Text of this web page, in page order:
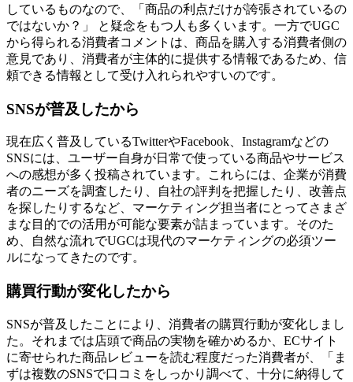
しているものなので、「商品の利点だけが誇張されているの
ではないか？」 と疑念をもつ人も多くいます。一方でUGC
から得られる消費者コメントは、商品を購入する消費者側の
意見であり、消費者が主体的に提供する情報であるため、信
頼できる情報として受け入れられやすいのです。
SNSが普及したから
現在広く普及しているTwitterやFacebook、Instagramなどの
SNSには、ユーザー自身が日常で使っている商品やサービス
への感想が多く投稿されています。これらには、企業が消費
者のニーズを調査したり、自社の評判を把握したり、改善点
を探したりするなど、マーケティング担当者にとってさまざ
まな目的での活用が可能な要素が詰まっています。そのた
め、自然な流れでUGCは現代のマーケティングの必須ツー
ルになってきたのです。
購買行動が変化したから
SNSが普及したことにより、消費者の購買行動が変化しまし
た。それまでは店頭で商品の実物を確かめるか、ECサイト
に寄せられた商品レビューを読む程度だった消費者が、「ま
ずは複数のSNSで口コミをしっかり調べて、十分に納得して